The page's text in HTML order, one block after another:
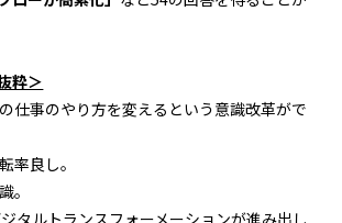
粋＞
仕事のやり方を変えるという意識改革がで
率良し。
。
タルトランスフォーメーションが進み出し